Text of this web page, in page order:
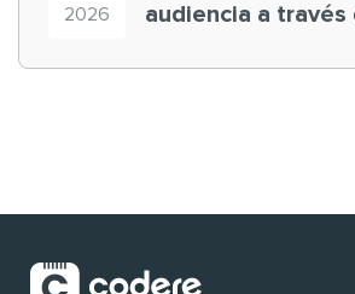
2026
audiencia a través